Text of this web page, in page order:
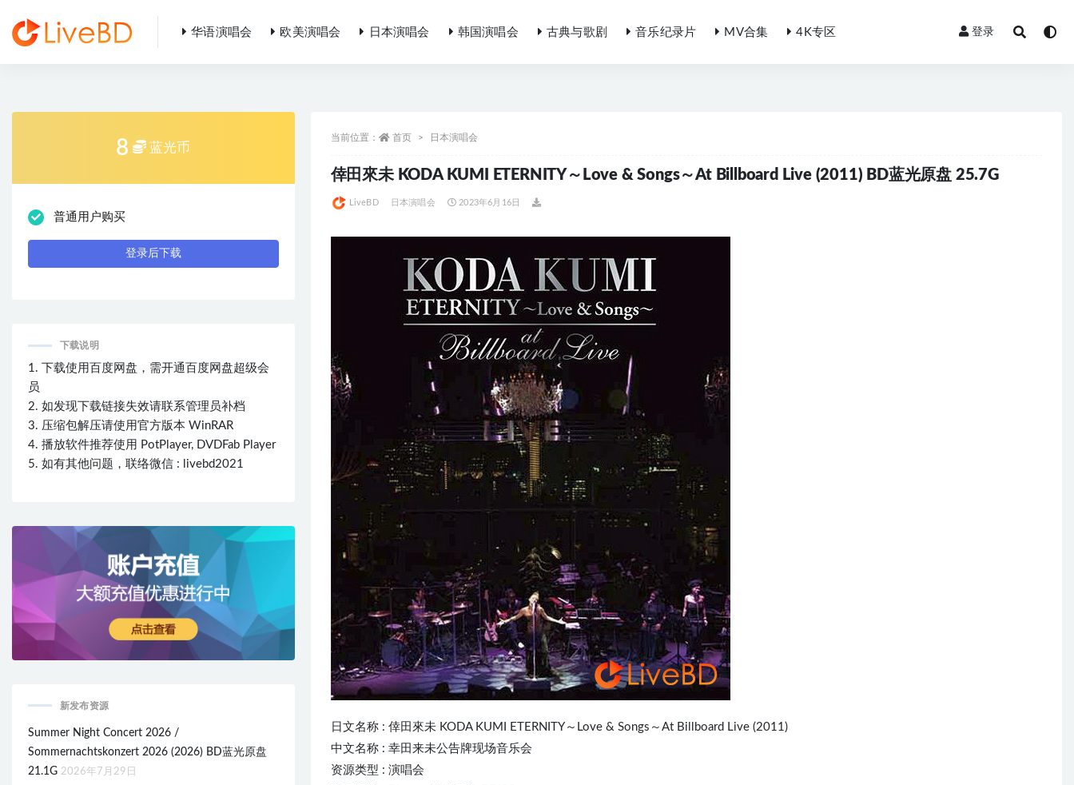
华语演唱会 欧美演唱会 日本演唱会 韩国演唱会 古典与歌剧 音乐纪录片 MV合集 4K专区 登录
当前位置： 首页 日本演唱会
倖田來未 KODA KUMI ETERNITY～Love & Songs～At Billboard Live (2011) BD蓝光原盘 25.7G
LiveBD 日本演唱会 2023年6月16日
日文名称 : 倖田來未 KODA KUMI ETERNITY～Love & Songs～At Billboard Live (2011)
中文名称 : 幸田来未公告牌现场音乐会
资源类型 : 演唱会
8 蓝光币
普通用户购买
登录后下载
下载说明
1. 下载使用百度网盘，需开通百度网盘超级会
员
2. 如发现下载链接失效请联系管理员补档
3. 压缩包解压请使用官方版本 WinRAR
4. 播放软件推荐使用 PotPlayer, DVDFab Player
5. 如有其他问题，联络微信 : livebd2021
新发布资源
Summer Night Concert 2026 /
Sommernachtskonzert 2026 (2026) BD蓝光原盘
21.1G 2026年7月29日